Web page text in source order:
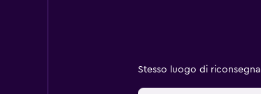
Stesso luogo di riconsegna